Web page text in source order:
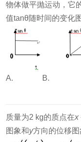
物体做平抛运动，它
值tanθ随时间的变化
A. B.
质量为2 kg的质点在x
图象和y方向的位移